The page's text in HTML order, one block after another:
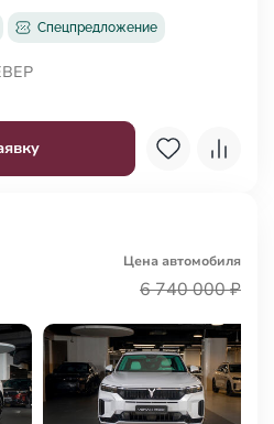
Спецпредложение
Цена автомобиля
6 740 000 ₽